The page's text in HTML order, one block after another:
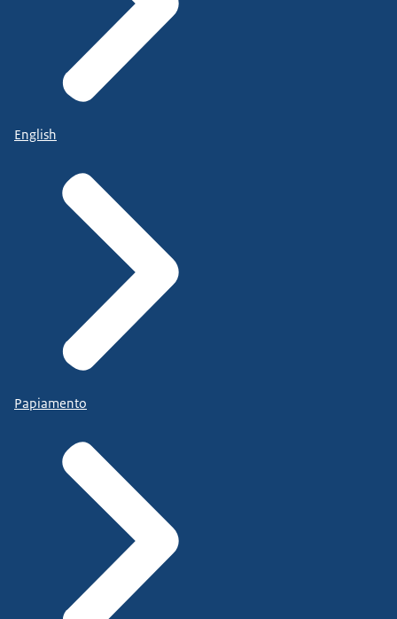
English
Papiamento